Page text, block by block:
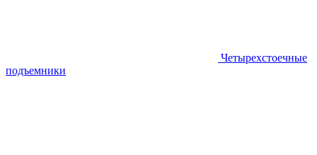
Четырехстоечные
подъемники